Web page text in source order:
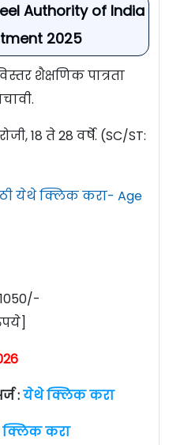
Authority of India
2025
शैक्षणिक पात्रता
18 ते 28 वर्षे. (SC/ST:
येथे क्लिक करा- Age
:येथे क्लिक करा
करा